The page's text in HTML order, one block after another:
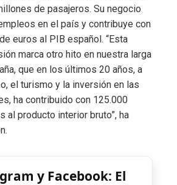
de pasajeros. Su negocio
en el país y contribuye con
euros al PIB español. “Esta
marca otro hito en nuestra larga
que en los últimos 20 años, a
el turismo y la inversión en las
ha contribuido con 125.000
al producto interior bruto”, ha
y Facebook: El